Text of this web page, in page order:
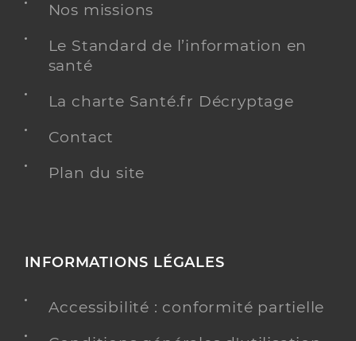
Nos missions
Le Standard de l’information en
santé
La charte Santé.fr Décryptage
Contact
Plan du site
INFORMATIONS LÉGALES
Accessibilité : conformité partielle